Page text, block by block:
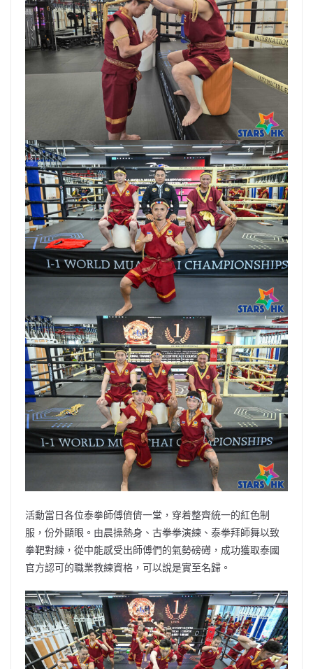
活動當日各位泰拳師傅儕儕一堂，穿着整齊統一的紅色制
服，份外顯眼。由晨操熱身、古拳拳演練、泰拳拜師舞以致
拳靶對練，從中能感受出師傅們的氣勢磅礡，成功獲取泰國
官方認可的職業教練資格，可以說是實至名歸。